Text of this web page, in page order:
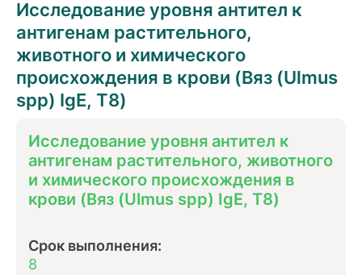
Исследование уровня антител к
антигенам растительного,
животного и химического
происхождения в крови (Вяз (Ulmus
spp) IgE, T8)
Исследование уровня антител к
антигенам растительного, животного
и химического происхождения в
крови (Вяз (Ulmus spp) IgE, T8)
Срок выполнения:
8